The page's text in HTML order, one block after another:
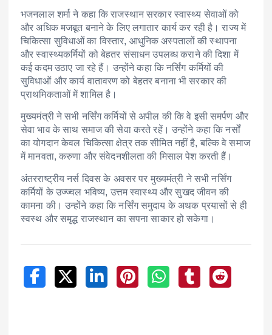
भजनलाल शर्मा ने कहा कि राजस्थान सरकार स्वास्थ्य सेवाओं को
और अधिक मजबूत बनाने के लिए लगातार कार्य कर रही है। राज्य में
चिकित्सा सुविधाओं का विस्तार, आधुनिक अस्पतालों की स्थापना
और स्वास्थ्यकर्मियों को बेहतर संसाधन उपलब्ध कराने की दिशा में
कई कदम उठाए जा रहे हैं। उन्होंने कहा कि नर्सिंग कर्मियों की
सुविधाओं और कार्य वातावरण को बेहतर बनाना भी सरकार की
प्राथमिकताओं में शामिल है।
मुख्यमंत्री ने सभी नर्सिंग कर्मियों से अपील की कि वे इसी समर्पण और
सेवा भाव के साथ समाज की सेवा करते रहें। उन्होंने कहा कि नर्सों
का योगदान केवल चिकित्सा क्षेत्र तक सीमित नहीं है, बल्कि वे समाज
में मानवता, करुणा और संवेदनशीलता की मिसाल पेश करती हैं।
अंतरराष्ट्रीय नर्स दिवस के अवसर पर मुख्यमंत्री ने सभी नर्सिंग
कर्मियों के उज्ज्वल भविष्य, उत्तम स्वास्थ्य और सुखद जीवन की
कामना की। उन्होंने कहा कि नर्सिंग समुदाय के अथक प्रयासों से ही
स्वस्थ और समृद्ध राजस्थान का सपना साकार हो सकेगा।